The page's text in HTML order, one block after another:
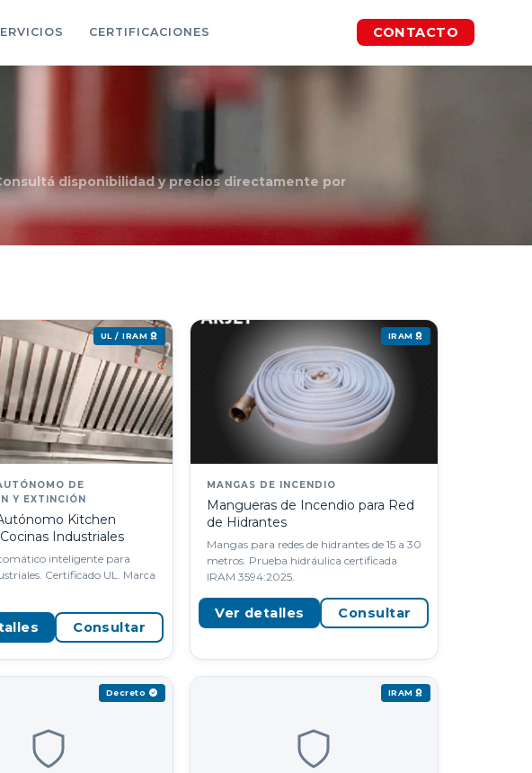
CERTIFICACIONES CONTACTO
disponibilidad y precios directamente por
UL / IRAM
DE
Y EXTINCIÓN
Kitchen
Industriales
inteligente para
Certificado UL. Marca
Consultar
IRAM
MANGAS DE INCENDIO
Mangueras de Incendio para Red
de Hidrantes
Mangas para redes de hidrantes de 15 a 30
metros. Prueba hidráulica certificada
IRAM 3594:2025.
Ver detalles Consultar
Decreto IRAM